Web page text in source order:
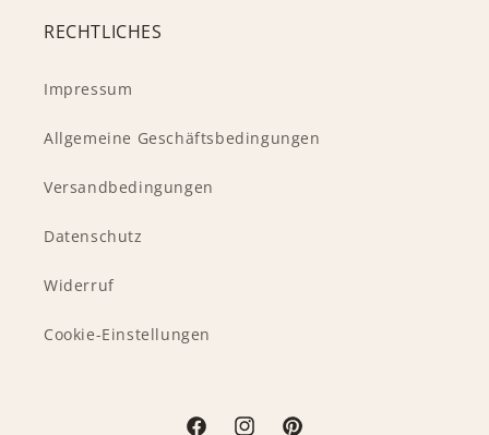
RECHTLICHES
Impressum
Allgemeine Geschäftsbedingungen
Versandbedingungen
Datenschutz
Widerruf
Cookie-Einstellungen